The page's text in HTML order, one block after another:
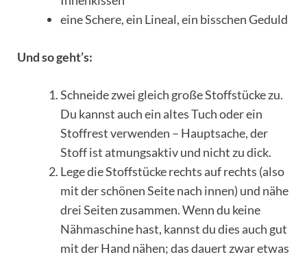
eine Schere, ein Lineal, ein bisschen Geduld
Und so geht’s:
Schneide zwei gleich große Stoffstücke zu.
Du kannst auch ein altes Tuch oder ein
Stoffrest verwenden – Hauptsache, der
Stoff ist atmungsaktiv und nicht zu dick.
Lege die Stoffstücke rechts auf rechts (also
mit der schönen Seite nach innen) und nähe
drei Seiten zusammen. Wenn du keine
Nähmaschine hast, kannst du dies auch gut
mit der Hand nähen; das dauert zwar etwas